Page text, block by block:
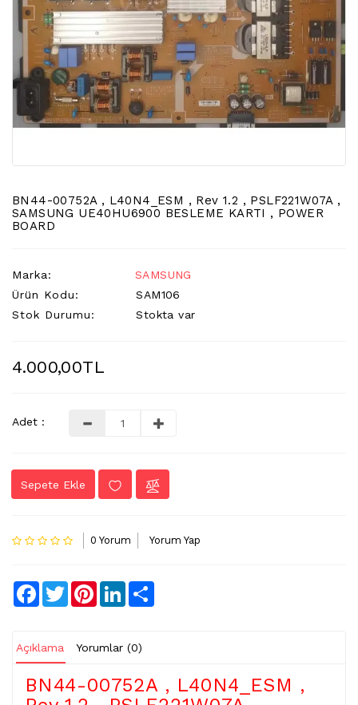
TV
FLORASAN
(CCFL
BACKLIGHT)
TV
AYAK
MONITOR
KARTI&BOARD
DRIVERS
FLEX
TV
KABLO
&
ALICI
GÖZ
&
BT
ALICI
BN44-00752A , L40N4_ESM , Rev 1.2 , PSLF221W07A ,
SAMSUNG UE40HU6900 BESLEME KARTI , POWER
BOARD
Marka:
SAMSUNG
Ürün Kodu:
SAM106
Stok Durumu:
Stokta var
4.000,00TL
Adet :
Sepete Ekle
0 Yorum Yorum Yap
Facebook
TwitterPinterestLinkedIn
Açıklama Yorumlar (0)
BN44-00752A , L40N4_ESM ,